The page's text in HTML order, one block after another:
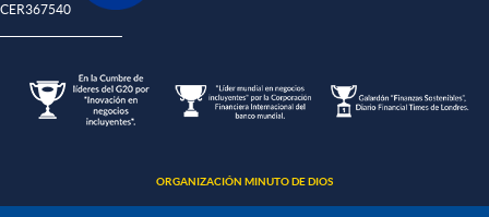
CER367540
ORGANIZACIÓN MINUTO DE DIOS